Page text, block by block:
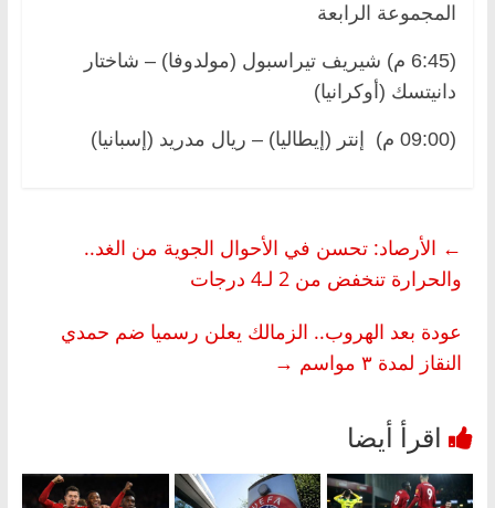
المجموعة الرابعة
(6:45 م) شيريف تيراسبول (مولدوفا) – شاختار
دانيتسك (أوكرانيا)
(09:00 م) إنتر (إيطاليا) – ريال مدريد (إسبانيا)
← الأرصاد: تحسن في الأحوال الجوية من الغد..
والحرارة تنخفض من 2 لـ4 درجات
عودة بعد الهروب.. الزمالك يعلن رسميا ضم حمدي
النقاز لمدة ٣ مواسم
→